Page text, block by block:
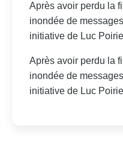
Après avoir perdu la
inondée de
initiative de Luc
Après avoir perdu la
inondée de
initiative de Luc